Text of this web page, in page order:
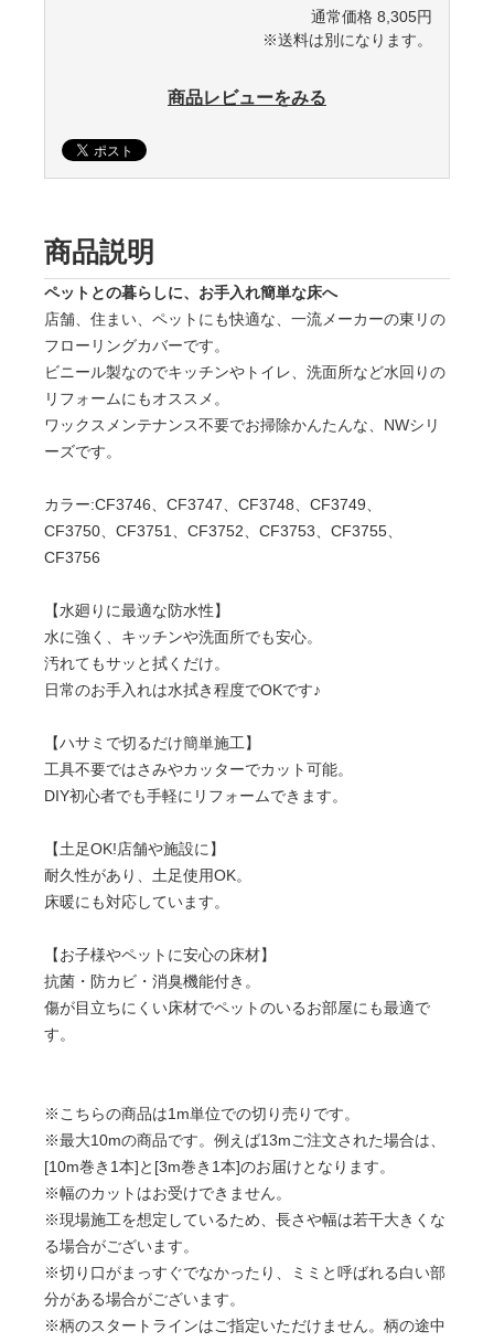
通常価格 8,305円
※送料は別になります。
商品レビューをみる
商品説明
ペットとの暮らしに、お手入れ簡単な床へ
店舗、住まい、ペットにも快適な、一流メーカーの東リの
フローリングカバーです。
ビニール製なのでキッチンやトイレ、洗面所など水回りの
リフォームにもオススメ。
ワックスメンテナンス不要でお掃除かんたんな、NWシリ
ーズです。
カラー:CF3746、CF3747、CF3748、CF3749、
CF3750、CF3751、CF3752、CF3753、CF3755、
CF3756
【水廻りに最適な防水性】
水に強く、キッチンや洗面所でも安心。
汚れてもサッと拭くだけ。
日常のお手入れは水拭き程度でOKです♪
【ハサミで切るだけ簡単施工】
工具不要ではさみやカッターでカット可能。
DIY初心者でも手軽にリフォームできます。
【土足OK!店舗や施設に】
耐久性があり、土足使用OK。
床暖にも対応しています。
【お子様やペットに安心の床材】
抗菌・防カビ・消臭機能付き。
傷が目立ちにくい床材でペットのいるお部屋にも最適で
す。
※こちらの商品は1m単位での切り売りです。
※最大10mの商品です。例えば13mご注文された場合は、
[10m巻き1本]と[3m巻き1本]のお届けとなります。
※幅のカットはお受けできません。
※現場施工を想定しているため、長さや幅は若干大きくな
る場合がございます。
※切り口がまっすぐでなかったり、ミミと呼ばれる白い部
分がある場合がございます。
※柄のスタートラインはご指定いただけません。柄の途中